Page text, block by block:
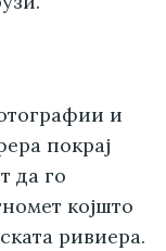
и
покрај
да го
којшто
ривиера.